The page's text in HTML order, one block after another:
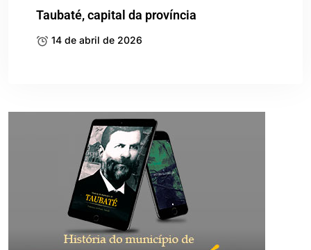
Taubaté, capital da província
14 de abril de 2026